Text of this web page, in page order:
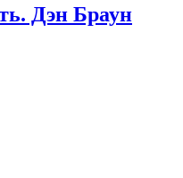
Дэн Браун